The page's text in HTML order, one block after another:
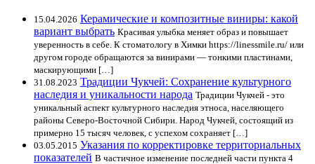
15.04.2026 Керамические и композитные виниры: какой
вариант выбрать Красивая улыбка меняет образ и повышает
уверенность в себе. К стоматологу в Химки https://linessmile.ru/ или
другом городе обращаются за винирами — тонкими пластинами,
маскирующими […]
31.08.2023 Традиции Чукчей: Сохранение культурного
наследия и уникальности народа Традиции Чукчей - это
уникальный аспект культурного наследия этноса, населяющего
районы Северо-Восточной Сибири. Народ Чукчей, состоящий из
примерно 15 тысяч человек, с успехом сохраняет […]
03.05.2015 Указания по корректировке территориальных
показателей В частичное изменение последней части пункта 4